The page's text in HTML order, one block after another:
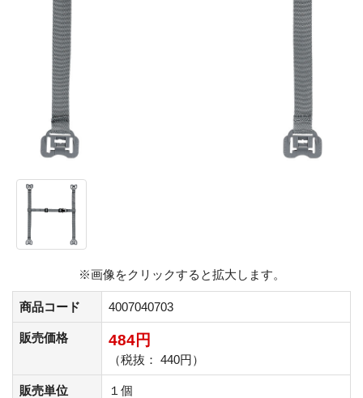
※画像をクリックすると拡大します。
商品コード 4007040703
販売価格 484円
（税抜： 440円）
販売単位 １個